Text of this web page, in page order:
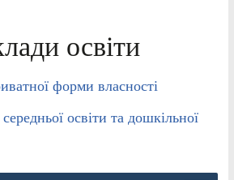
освіти
форми власності
освіти та дошкільної